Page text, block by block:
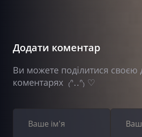
Додати коментар
Ви можете поділитися своєю
коментарях ₍ᐢ‥ᐢ₎ ♡